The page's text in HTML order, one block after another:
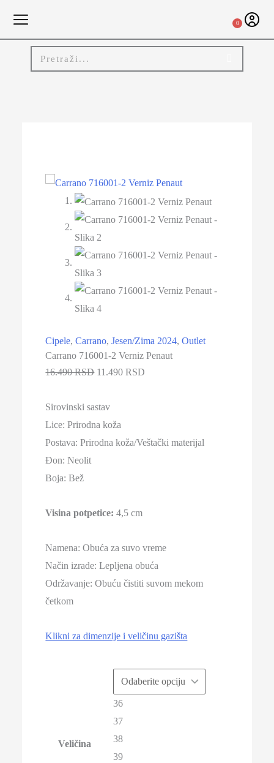
0
Cipele,Carrano,Jesen/Zima 2024,Outlet
Carrano 716001-2 Verniz Penaut
16.490 RSD 11.490 RSD
Sirovinski sastav
Lice: Prirodna koža
Postava: Prirodna koža/Veštački materijal
Đon:Neolit
Boja:Bež
Visina potpetice: 4,5 cm
Namena: Obuća za suvo vreme
Način izrade: Lepljena obuća
Održavanje: Obuću čistiti suvom mekom
četkom
Klikni za dimenzije i veličinu gazišta
Veličina
36
37
38
39